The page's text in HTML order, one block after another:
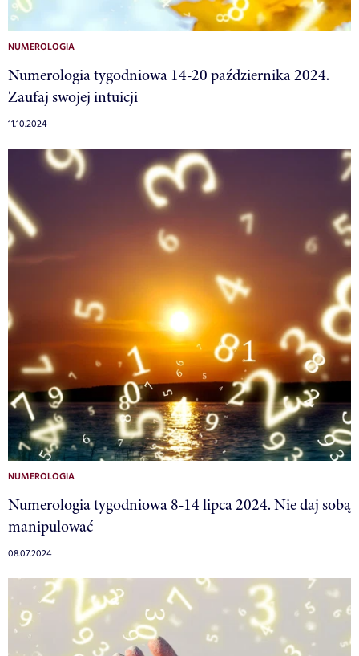
NUMEROLOGIA
Numerologia tygodniowa 14-20 października 2024.
Zaufaj swojej intuicji
11.10.2024
NUMEROLOGIA
Numerologia tygodniowa 8-14 lipca 2024. Nie daj sobą
manipulować
08.07.2024